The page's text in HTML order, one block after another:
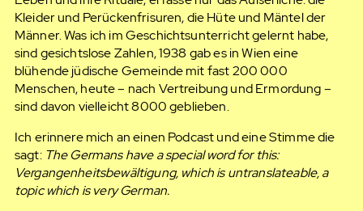
Kleider und Perückenfrisuren, die Hüte und Mäntel der
Männer. Was ich im Geschichtsunterricht gelernt habe,
sind gesichtslose Zahlen, 1938 gab es in Wien eine
blühende jüdische Gemeinde mit fast 200 000
Menschen, heute – nach Vertreibung und Ermordung –
sind davon vielleicht 8000 geblieben.
Ich erinnere mich an einen Podcast und eine Stimme die
sagt: The Germans have a special word for this:
Vergangenheitsbewältigung, which is untranslateable, a
topic which is very German.